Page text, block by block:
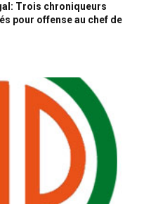
Trois chroniqueurs
pour offense au chef de